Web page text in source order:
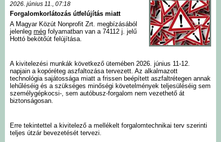
Választási információk
Bemutatkozás
Falutörténet
Hírek
2026. június 11., 07:18
Forgalomkorlátozás útfelújítás miatt
A Magyar Közút Nonprofit Zrt. megbízásából
jelenleg még folyamatban van a 74112 j. jelű
Hottó bekötőút felújítása.
A kivitelezési munkák következő ütemében 2026. június 11-12.
napjain a kopóréteg aszfaltozása tervezett. Az alkalmazott
technológia sajátossága miatt a frissen beépített aszfaltrétegen annak
lehűléséig és a szükséges minőségi követelmények teljesüléséig sem
személygépkocsi-, sem autóbusz-forgalom nem vezethető át
biztonságosan.
Erre tekintettel a kivitelező a mellékelt forgalomtechnikai terv szerinti
teljes útzár bevezetését tervezi.